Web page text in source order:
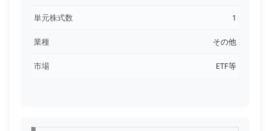
単元株式数 1
業種 その他
市場 ETF等